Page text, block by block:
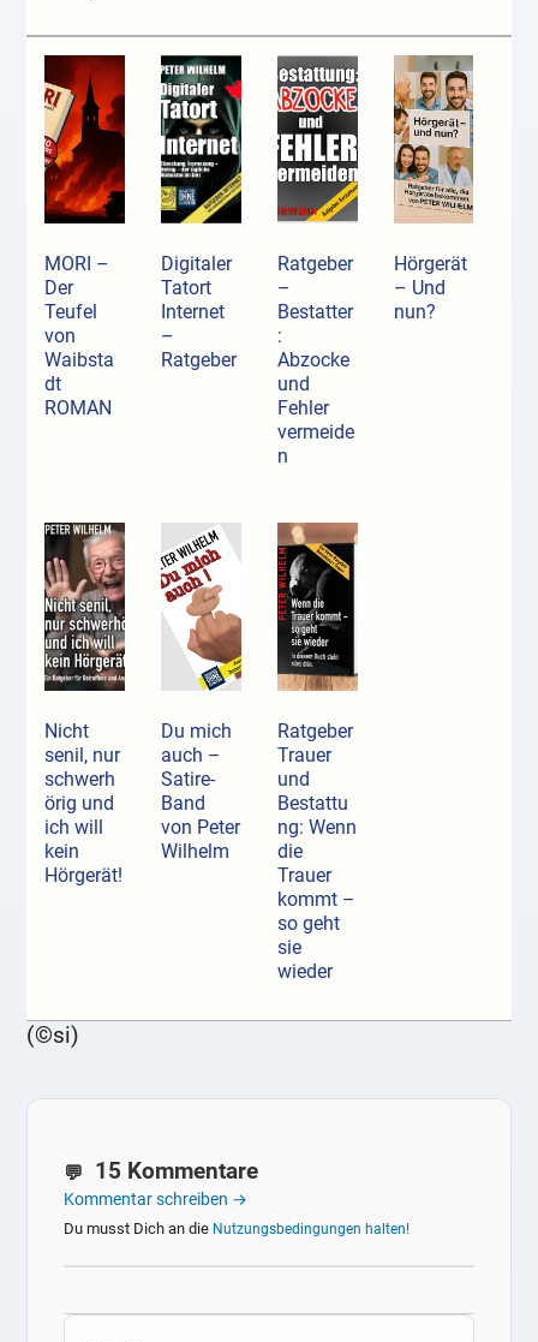
MORI –
Der
Teufel
von
Waibsta
dt
ROMAN
Digitaler
Tatort
Internet
–
Ratgeber
Ratgeber
–
Bestatter
:
Abzocke
und
Fehler
vermeide
n
Hörgerät
– Und
nun?
Nicht
senil, nur
schwerh
örig und
ich will
kein
Hörgerät!
Du mich
auch –
Satire-
Band
von Peter
Wilhelm
Ratgeber
Trauer
und
Bestattu
ng: Wenn
die
Trauer
kommt –
so geht
sie
wieder
(©si)
15 Kommentare
Kommentar schreiben →
Du musst Dich an die Nutzungsbedingungen halten!